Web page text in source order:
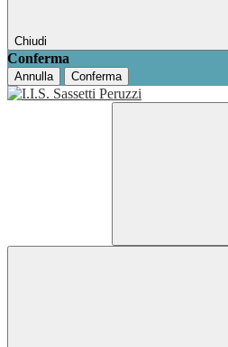
Chiudi
Conferma
Annulla Conferma